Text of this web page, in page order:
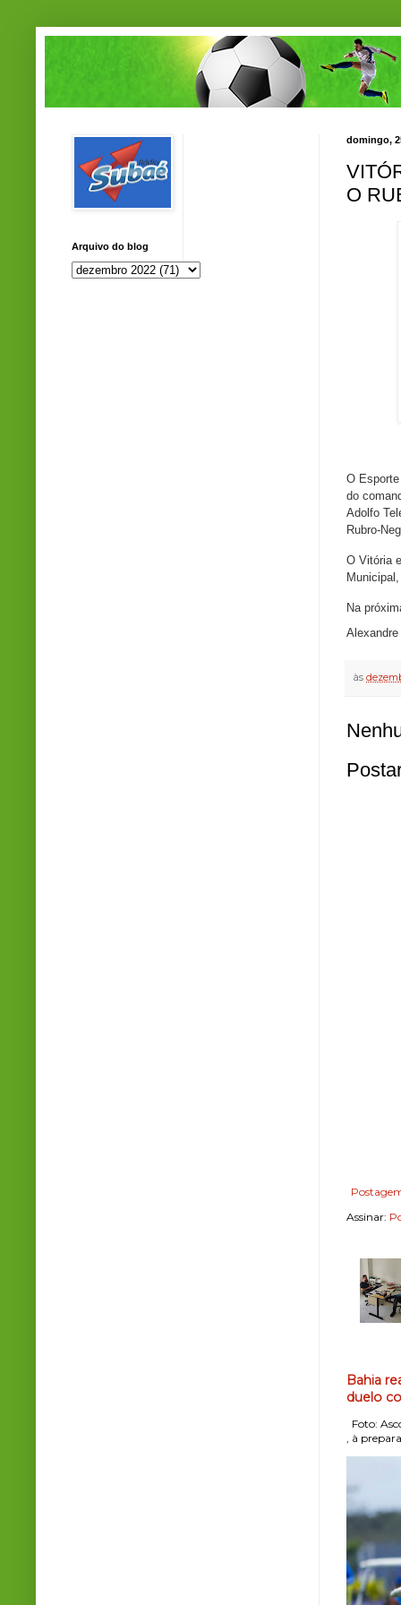
domingo,
O
O
do
Adolfo
Rubro-
O Vitória
Na
às
Assinar:
Bahia
duelo
Foto:
, à
Arquivo do blog